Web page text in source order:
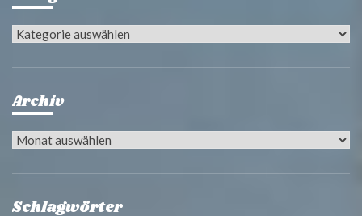
Kategorien
Archiv
Archiv
Schlagwörter